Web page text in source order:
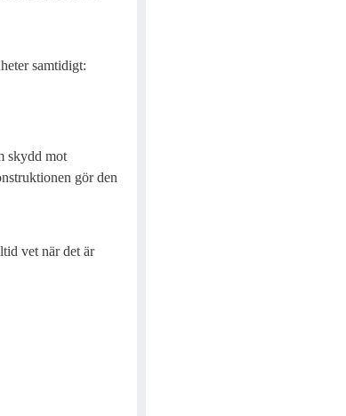
samtidigt:
skydd mot
gör den
vet när det är